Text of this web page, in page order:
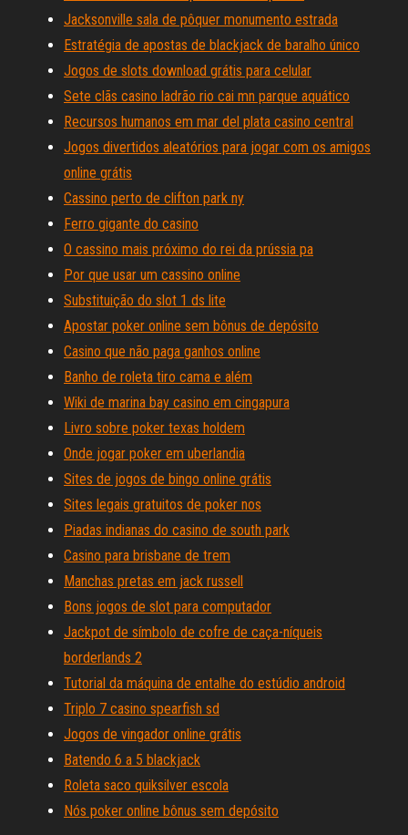
Jacksonville sala de pôquer monumento estrada
Estratégia de apostas de blackjack de baralho único
Jogos de slots download grátis para celular
Sete clãs casino ladrão rio cai mn parque aquático
Recursos humanos em mar del plata casino central
Jogos divertidos aleatórios para jogar com os amigos
online grátis
Cassino perto de clifton park ny
Ferro gigante do casino
O cassino mais próximo do rei da prússia pa
Por que usar um cassino online
Substituição do slot 1 ds lite
Apostar poker online sem bônus de depósito
Casino que não paga ganhos online
Banho de roleta tiro cama e além
Wiki de marina bay casino em cingapura
Livro sobre poker texas holdem
Onde jogar poker em uberlandia
Sites de jogos de bingo online grátis
Sites legais gratuitos de poker nos
Piadas indianas do casino de south park
Casino para brisbane de trem
Manchas pretas em jack russell
Bons jogos de slot para computador
Jackpot de símbolo de cofre de caça-níqueis
borderlands 2
Tutorial da máquina de entalhe do estúdio android
Triplo 7 casino spearfish sd
Jogos de vingador online grátis
Batendo 6 a 5 blackjack
Roleta saco quiksilver escola
Nós poker online bônus sem depósito